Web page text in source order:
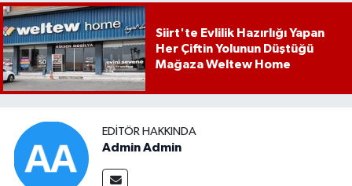
Siirt'te Evlilik Hazırlığı Yapan
Her Çiftin Yolunun Düştüğü
Mağaza Weltew Home
EDITÖR HAKKINDA
Admin Admin